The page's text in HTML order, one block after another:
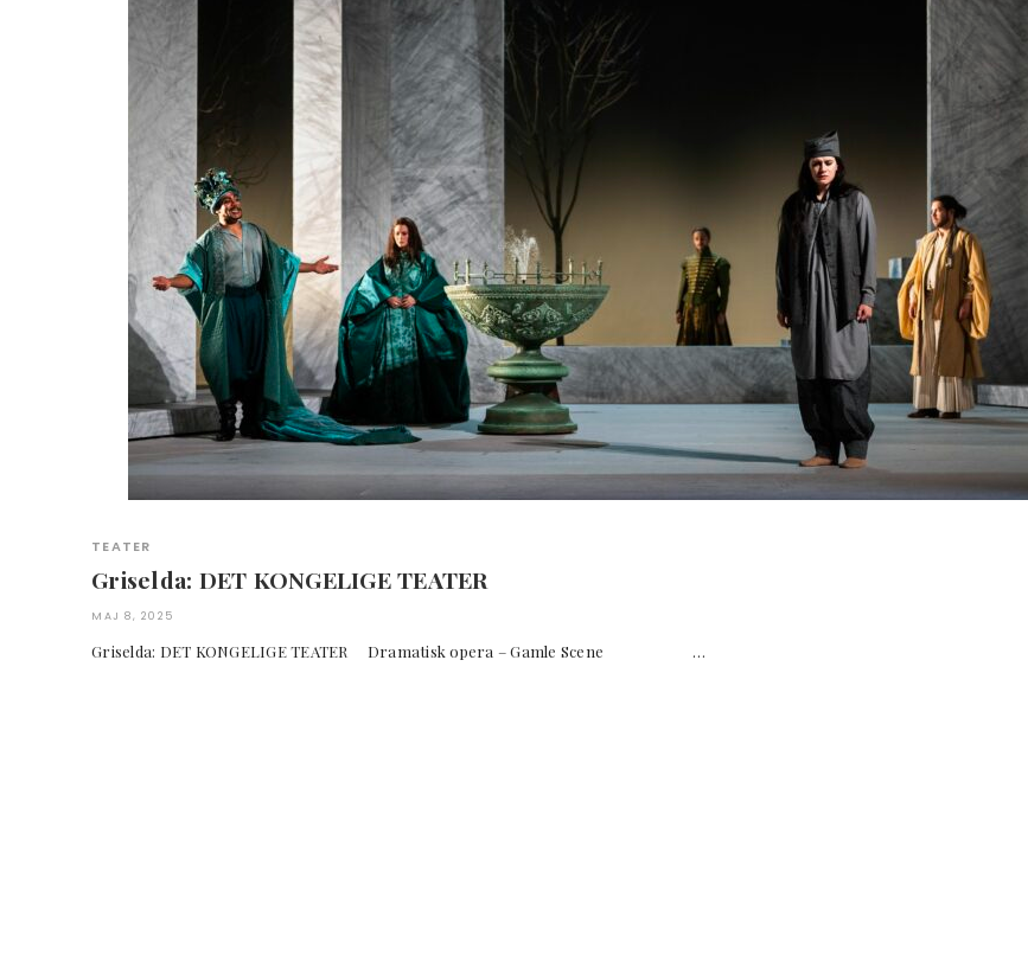
TEATER
Griselda: DET KONGELIGE TEATER
MAJ 8, 2025
Griselda: DET KONGELIGE TEATER Dramatisk opera – Gamle Scene …